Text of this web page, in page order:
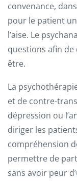
convenance,
pour le patient
l’aise. Le
questions afin
être.
La
et de contre-
dépression ou
diriger les
compréhension
permettre de
sans avoir peur